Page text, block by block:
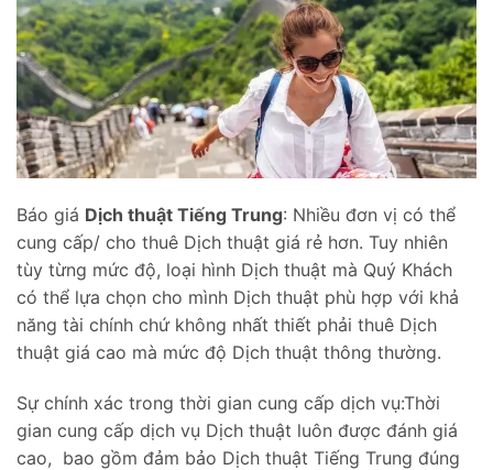
Báo giá Dịch thuật Tiếng Trung: Nhiều đơn vị có thể
cung cấp/ cho thuê Dịch thuật giá rẻ hơn. Tuy nhiên
tùy từng mức độ, loại hình Dịch thuật mà Quý Khách
có thể lựa chọn cho mình Dịch thuật phù hợp với khả
năng tài chính chứ không nhất thiết phải thuê Dịch
thuật giá cao mà mức độ Dịch thuật thông thường.
Sự chính xác trong thời gian cung cấp dịch vụ:Thời
gian cung cấp dịch vụ Dịch thuật luôn được đánh giá
cao, bao gồm đảm bảo Dịch thuật Tiếng Trung đúng